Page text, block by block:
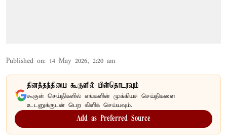
Published on: 14 May 2026, 2:20 am
தினத்தந்தியை கூகுளில் பின்தொடரவும்
கூகுள் செய்திகளில் எங்களின் முக்கியச் செய்திகளை
உடனுக்குடன் பெற கிளிக் செய்யவும்.
Add as Preferred Source